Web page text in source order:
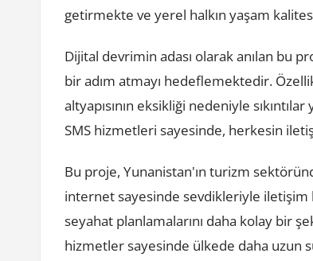
getirmekte ve yerel halkın yaşam
Dijital devrimin adası olarak anılan bu
bir adım atmayı hedeflemektedir.
altyapısının eksikliği nedeniyle
SMS hizmetleri sayesinde, herkesin
Bu proje, Yunanistan'ın turizm
internet sayesinde sevdikleriyle
seyahat planlamalarını daha kolay bir
hizmetler sayesinde ülkede daha uzun